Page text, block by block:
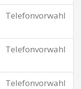
Telefonvorwahl
Telefonvorwahl
Telefonvorwahl